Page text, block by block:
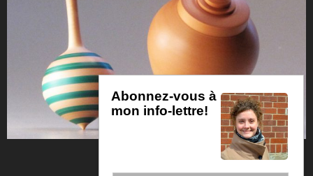
Abonnez-vous à
mon info-lettre!